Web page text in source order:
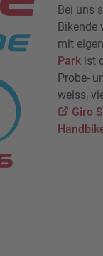
Bei uns
Bikende
mit
Parkist
Probe-
weiss,
Giro